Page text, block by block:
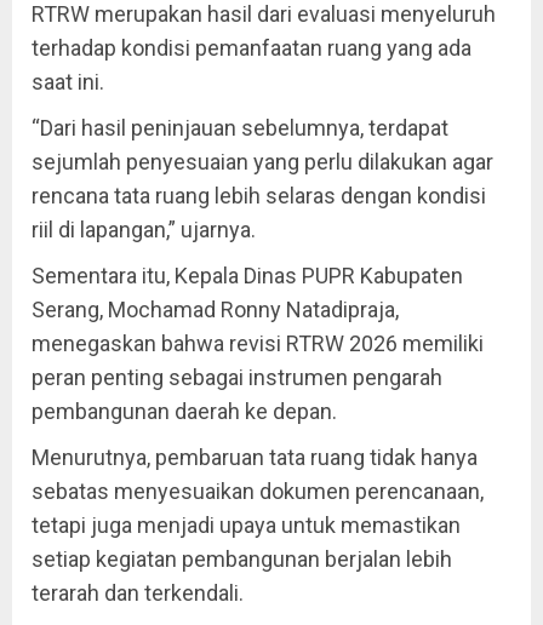
RTRW merupakan hasil dari evaluasi menyeluruh
terhadap kondisi pemanfaatan ruang yang ada
saat ini.
“Dari hasil peninjauan sebelumnya, terdapat
sejumlah penyesuaian yang perlu dilakukan agar
rencana tata ruang lebih selaras dengan kondisi
riil di lapangan,” ujarnya.
Sementara itu, Kepala Dinas PUPR Kabupaten
Serang, Mochamad Ronny Natadipraja,
menegaskan bahwa revisi RTRW 2026 memiliki
peran penting sebagai instrumen pengarah
pembangunan daerah ke depan.
Menurutnya, pembaruan tata ruang tidak hanya
sebatas menyesuaikan dokumen perencanaan,
tetapi juga menjadi upaya untuk memastikan
setiap kegiatan pembangunan berjalan lebih
terarah dan terkendali.